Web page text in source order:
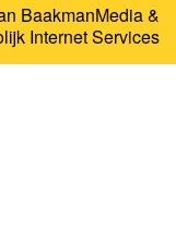
BaakmanMedia&
Internet Services